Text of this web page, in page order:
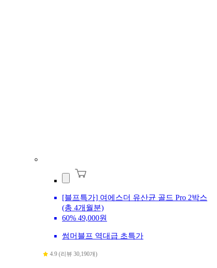
[블프특가] 여에스더 유산균 골드 Pro 2박스
(총 4개월분)
60% 49,000원
썸머블프 역대급 초특가
4.9 (리뷰 30,190개)